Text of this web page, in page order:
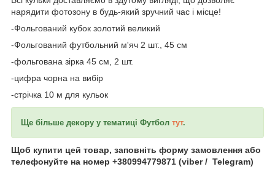
нарядити фотозону в будь-який зручний час і місце!
-Фольгований кубок золотий великий
-Фольгований футбольний м'яч 2 шт., 45 см
-фольгована зірка 45 см, 2 шт.
-цифра чорна на вибір
-стрічка 10 м для кульок
Ще більше декору у тематиці Футбол тут.
Щоб купити цей товар, заповніть форму замовлення або
телефонуйте на номер +380994779871 (viber / Telegram)